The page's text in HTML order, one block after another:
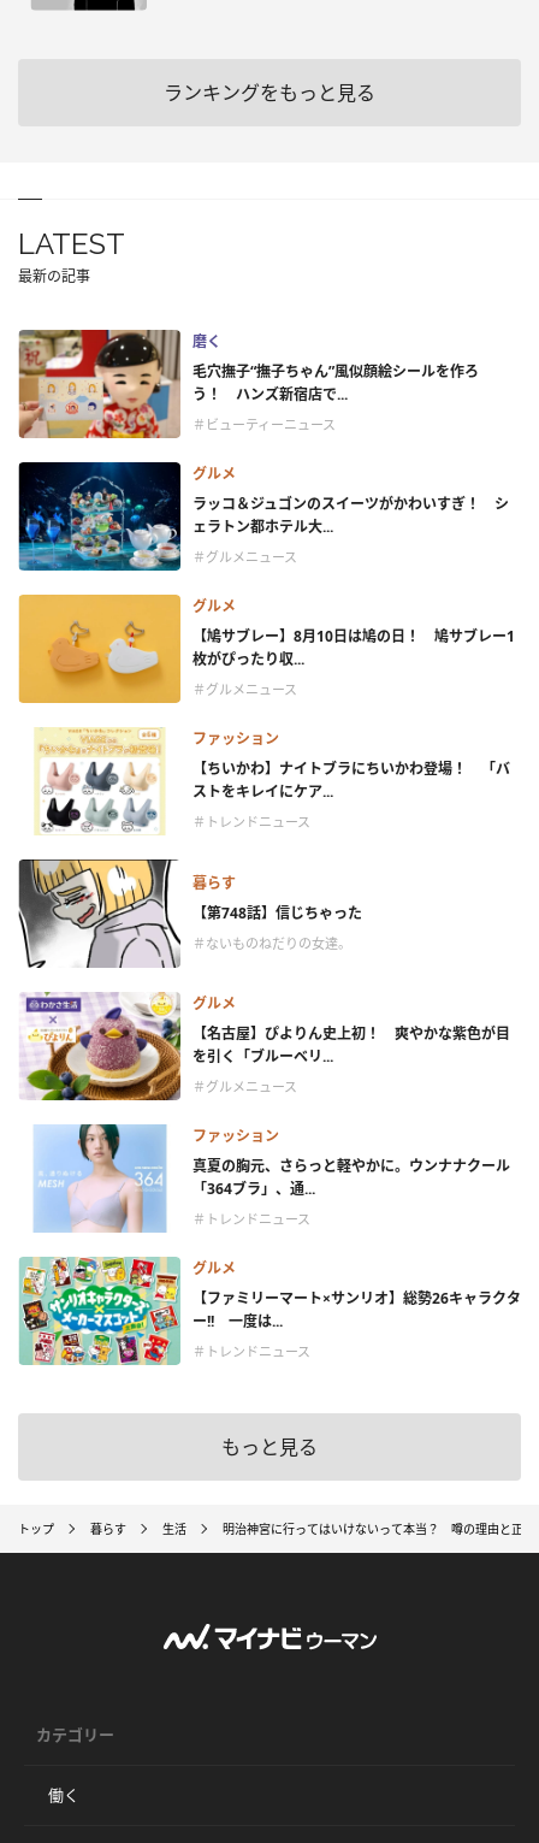
ランキングをもっと見る
LATEST
最新の記事
磨く
毛穴撫子“撫子ちゃん”風似顔絵シールを作ろ
う！ ハンズ新宿店で...
＃ビューティーニュース
グルメ
ラッコ＆ジュゴンのスイーツがかわいすぎ！ シ
ェラトン都ホテル大...
＃グルメニュース
グルメ
【鳩サブレー】8月10日は鳩の日！ 鳩サブレー1
枚がぴったり収...
＃グルメニュース
ファッション
【ちいかわ】ナイトブラにちいかわ登場！ 「バ
ストをキレイにケア...
＃トレンドニュース
暮らす
【第748話】信じちゃった
＃ないものねだりの女達。
グルメ
【名古屋】ぴよりん史上初！ 爽やかな紫色が目
を引く「ブルーベリ...
＃グルメニュース
ファッション
真夏の胸元、さらっと軽やかに。ウンナナクール
「364ブラ」、通...
＃トレンドニュース
グルメ
【ファミリーマート×サンリオ】総勢26キャラクタ
ー!! 一度は...
＃トレンドニュース
もっと見る
トップ 暮らす 生活 明治神宮に行ってはいけないって本当？ 噂の理由と正し
カテゴリー
働く